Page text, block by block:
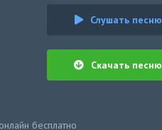
Слушать песню
Скачать песню
бесплатно